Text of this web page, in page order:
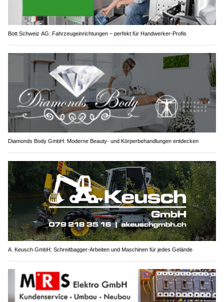
Bott Schweiz AG: Fahrzeugeinrichtungen – perfekt für Handwerker-Profis
Diamonds Body GmbH: Moderne Beauty- und Körperbehandlungen entdecken
A. Keusch GmbH: Schreitbagger-Arbeiten und Maschinen für jedes Gelände